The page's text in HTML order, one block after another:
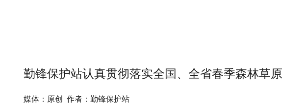
勤锋保护站认真贯彻落实全国、全省春季森林草
媒体：原创 作者：勤锋保护站